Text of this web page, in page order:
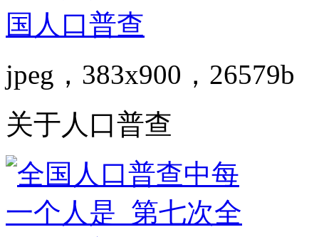
jpeg，383x900，26579b
关于人口普查